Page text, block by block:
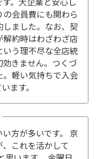
会員費にも関わら
ました。なお、契
約時はわざわざ店
う理不尽な全店統
きません。つくづ
。軽い気持ちで入会
ます。
方が多いです。 京
これを活かして